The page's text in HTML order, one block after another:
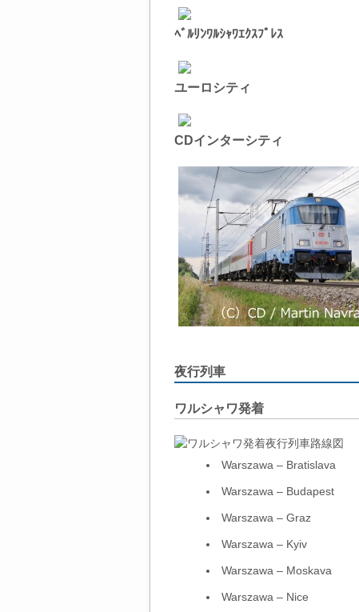
ﾍﾞﾙﾘﾝﾜﾙｼｬﾜｴｸｽﾌﾟﾚｽ
ユーロシティ
CDインターシティ
夜行列車
ワルシャワ発着
Warszawa – Bratislava
Warszawa – Budapest
Warszawa – Graz
Warszawa – Kyiv
Warszawa – Moskava
Warszawa – Nice